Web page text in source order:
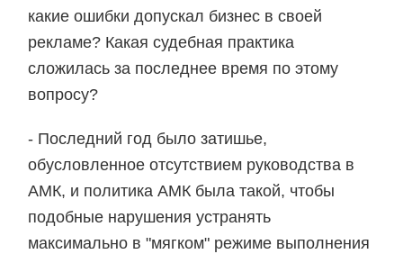
какие ошибки допускал бизнес в своей
рекламе? Какая судебная практика
сложилась за последнее время по этому
вопросу?
- Последний год было затишье,
обусловленное отсутствием руководства в
АМК, и политика АМК была такой, чтобы
подобные нарушения устранять
максимально в "мягком" режиме выполнения